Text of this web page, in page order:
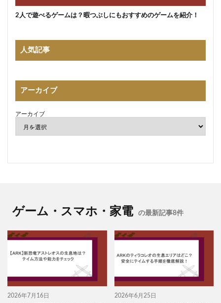
2人で遊べるゲームは？暇つぶしにもおすすめのゲームを紹介！
人気記事
アーカイブ
アーカイブ
ゲーム・スマホ・家電 の最新記事8件
2026年7月16日 2026年6月25日